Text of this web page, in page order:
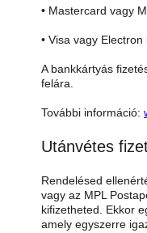
• Mastercard vagy
• Visa vagy
A bankkártyás
felára.
További információ:
Utánvétes
Rendelésed
vagy az MPL
kifizetheted. Ekkor
amely egyszerre